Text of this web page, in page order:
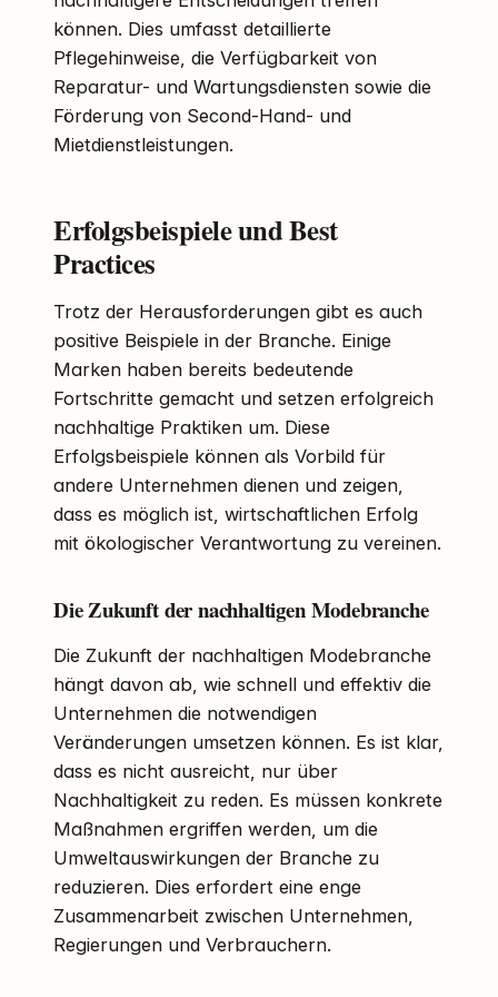
können. Dies umfasst detaillierte
Pflegehinweise, die Verfügbarkeit von
Reparatur- und Wartungsdiensten sowie die
Förderung von Second-Hand- und
Mietdienstleistungen.
Erfolgsbeispiele und Best
Practices
Trotz der Herausforderungen gibt es auch
positive Beispiele in der Branche. Einige
Marken haben bereits bedeutende
Fortschritte gemacht und setzen erfolgreich
nachhaltige Praktiken um. Diese
Erfolgsbeispiele können als Vorbild für
andere Unternehmen dienen und zeigen,
dass es möglich ist, wirtschaftlichen Erfolg
mit ökologischer Verantwortung zu vereinen.
Die Zukunft der nachhaltigen Modebranche
Die Zukunft der nachhaltigen Modebranche
hängt davon ab, wie schnell und effektiv die
Unternehmen die notwendigen
Veränderungen umsetzen können. Es ist klar,
dass es nicht ausreicht, nur über
Nachhaltigkeit zu reden. Es müssen konkrete
Maßnahmen ergriffen werden, um die
Umweltauswirkungen der Branche zu
reduzieren. Dies erfordert eine enge
Zusammenarbeit zwischen Unternehmen,
Regierungen und Verbrauchern.